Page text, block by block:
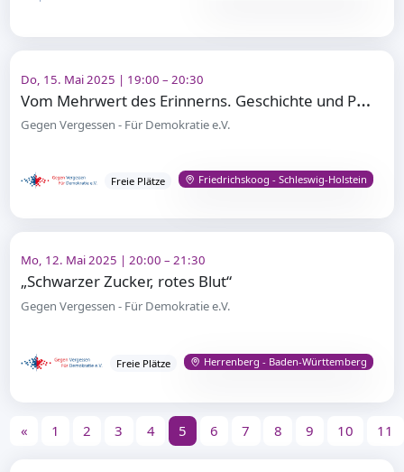
Do, 15. Mai 2025 | 19:00 – 20:30
V
om Mehrwert des Erinnerns. Geschichte und Perspektiven der bundesdeutschen Erinnerungskultur
Gegen Vergessen - Für Demokratie e.V.
Freie Plätze Friedrichskoog - Schleswig-Holstein
Mo, 12. Mai 2025 | 20:00 – 21:30
„Schwarzer Zucker, rotes Blut“
Gegen Vergessen - Für Demokratie e.V.
Freie Plätze Herrenberg - Baden-Württemberg
« 1 2 3 4 5 6 7 8 9 10 11